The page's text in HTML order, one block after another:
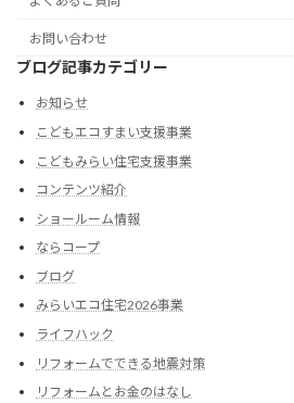
お問い合わせ
ブログ記事カテゴリー
お知らせ
こどもエコすまい支援事業
こどもみらい住宅支援事業
コンテンツ紹介
ショールーム情報
ならコープ
ブログ
みらいエコ住宅2026事業
ライフハック
リフォームでできる地震対策
リフォームとお金のはなし